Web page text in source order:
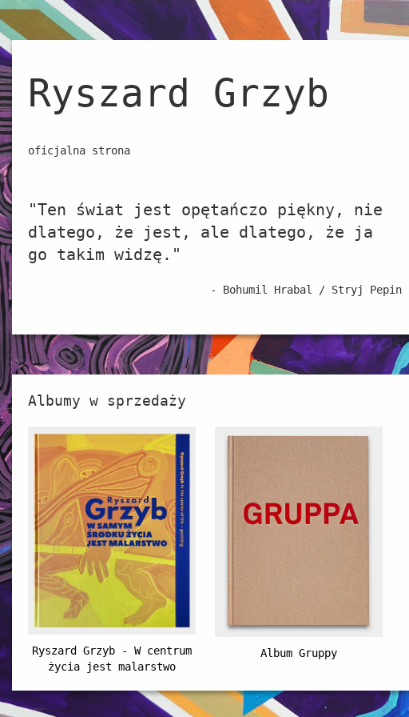
Ryszard Grzyb
oficjalna strona
"Ten świat jest opętańczo piękny, nie
dlatego, że jest, ale dlatego, że ja
go takim widzę."
- Bohumil Hrabal / Stryj Pepin
Albumy w sprzedaży
Ryszard Grzyb - W centrum
życia jest malarstwo
Album Gruppy